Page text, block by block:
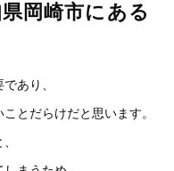
岡崎市にある
あり、
とだらけだと思います。